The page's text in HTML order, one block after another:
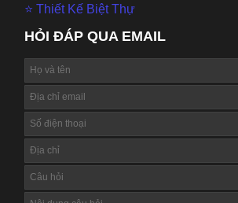
⭐ Thiết Kế Biệt Thự
HỎI ĐÁP QUA EMAIL